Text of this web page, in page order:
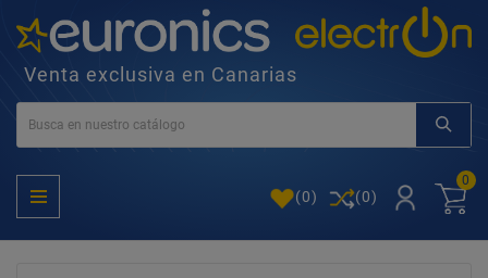
Venta exclusiva en Canarias
(0) (0)
0